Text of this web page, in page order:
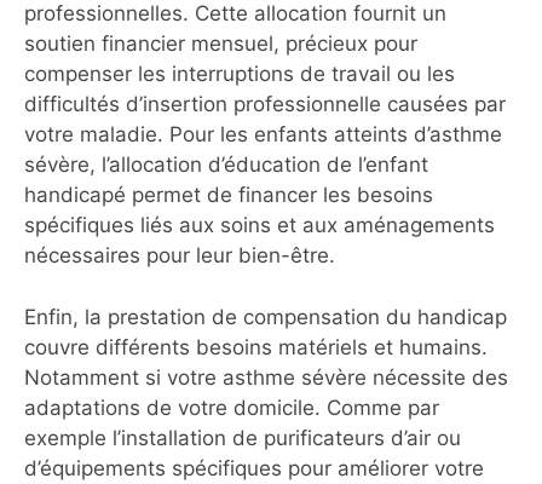
professionnelles. Cette allocation fournit un
soutien financier mensuel, précieux pour
compenser les interruptions de travail ou les
difficultés d’insertion professionnelle causées par
votre maladie. Pour les enfants atteints d’asthme
sévère, l’allocation d’éducation de l’enfant
handicapé permet de financer les besoins
spécifiques liés aux soins et aux aménagements
nécessaires pour leur bien-être.
Enfin, la prestation de compensation du handicap
couvre différents besoins matériels et humains.
Notamment si votre asthme sévère nécessite des
adaptations de votre domicile. Comme par
exemple l’installation de purificateurs d’air ou
d’équipements spécifiques pour améliorer votre